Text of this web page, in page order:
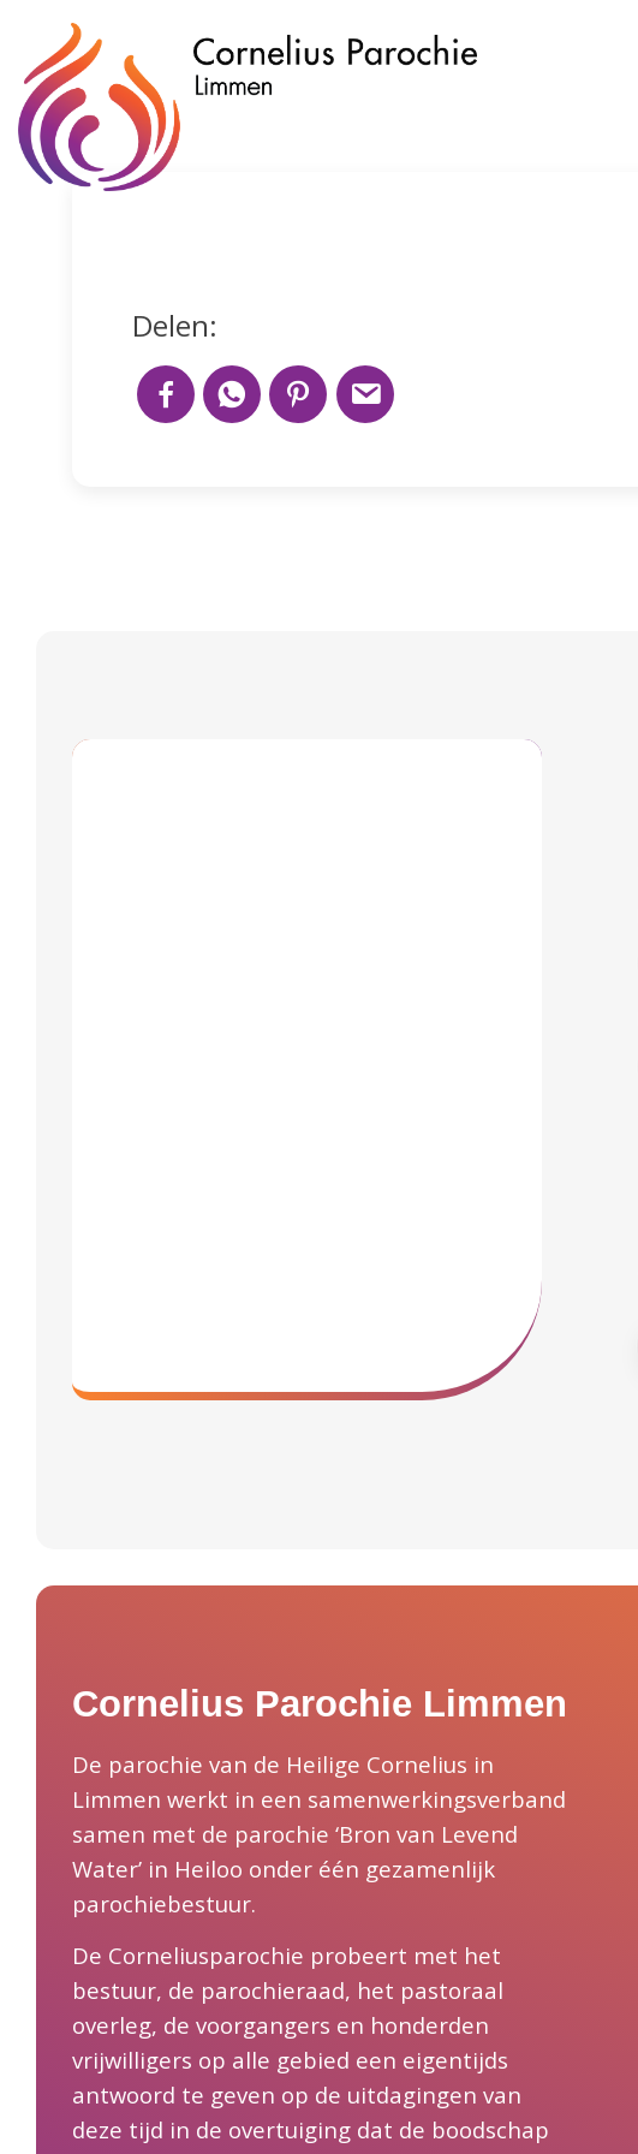
Delen:
Cornelius Parochie Limmen
De parochie van de Heilige Cornelius in
Limmen werkt in een samenwerkingsverband
samen met de parochie ‘Bron van Levend
Water’ in Heiloo onder één gezamenlijk
parochiebestuur.
De Corneliusparochie probeert met het
bestuur, de parochieraad, het pastoraal
overleg, de voorgangers en honderden
vrijwilligers op alle gebied een eigentijds
antwoord te geven op de uitdagingen van
deze tijd in de overtuiging dat de boodschap